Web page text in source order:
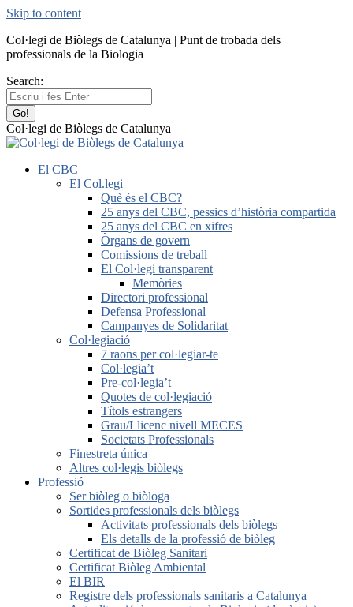
Skip to content
Col·legi de Biòlegs de Catalunya | Punt de trobada dels
professionals de la Biologia
Search:
Col·legi de Biòlegs de Catalunya
El CBC
El Col.legi
Què és el CBC?
25 anys del CBC, pessics d’història compartida
25 anys del CBC en xifres
Òrgans de govern
Comissions de treball
El Col·legi transparent
Memòries
Directori professional
Defensa Professional
Campanyes de Solidaritat
Col·legiació
7 raons per col·legiar-te
Col·legia’t
Pre-col·legia’t
Quotes de col·legiació
Títols estrangers
Grau/Llicenc nivell MECES
Societats Professionals
Finestreta única
Altres col·legis biòlegs
Professió
Ser biòleg o biòloga
Sortides professionals dels biòlegs
Activitats professionals dels biòlegs
Els detalls de la professió de biòleg
Certificat de Biòleg Sanitari
Certificat Biòleg Ambiental
El BIR
Registre dels professionals sanitaris a Catalunya